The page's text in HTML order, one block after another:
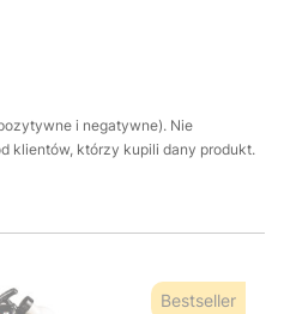
i negatywne). Nie
klientów, którzy kupili dany produkt.
Bestseller